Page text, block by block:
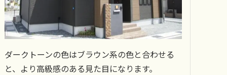
ダークトーンの色はブラウン系の色と合わせる
と、より高級感のある見た目になります。